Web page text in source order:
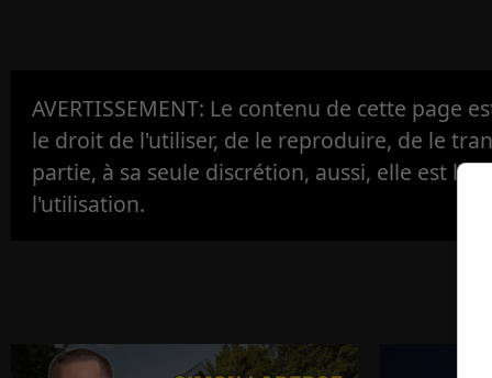
AVERTISSEMENT: Le contenu de cette page
le droit de l'utiliser, de le reproduire, de le
partie, à sa seule discrétion, aussi, elle est la
l'utilisation.